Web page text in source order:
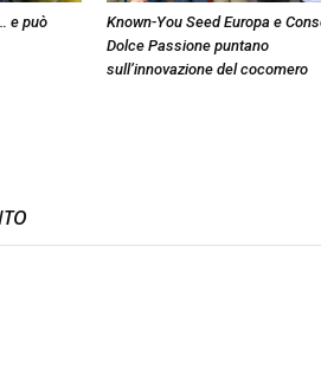
e può
Known-You Seed Europa e
Dolce Passione puntano
sull’innovazione del cocomero